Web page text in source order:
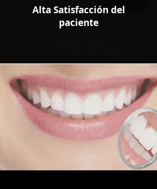
Alta Satisfacción del
paciente